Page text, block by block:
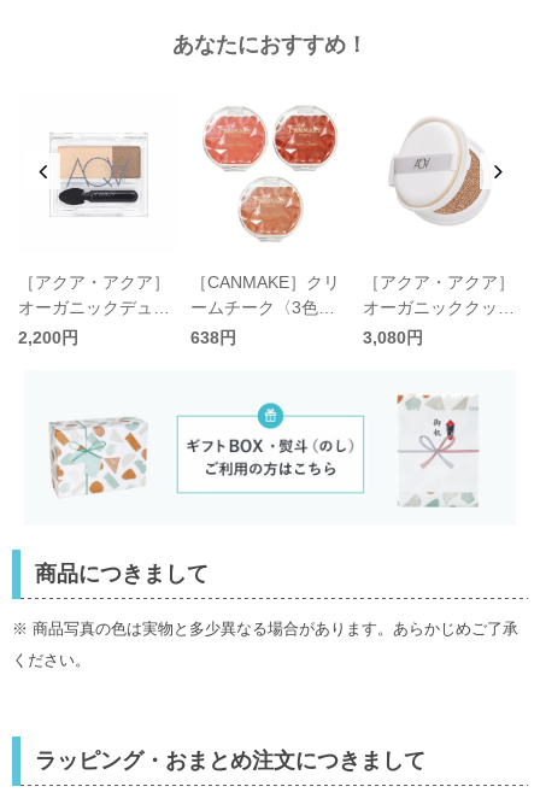
あなたにおすすめ！
［アクア・アクア］
オーガニックデュオ
シャドー〈9色〉／A
2,200円
［CANMAKE］クリ
ームチーク〈3色〉
／キャンメイク
638円
［アクア・アクア］
オーガニッククッシ
ョンコンパクト リフ
3,080円
商品につきまして
※ 商品写真の色は実物と多少異なる場合があります。あらかじめご了承
ください。
ラッピング・おまとめ注文につきまして